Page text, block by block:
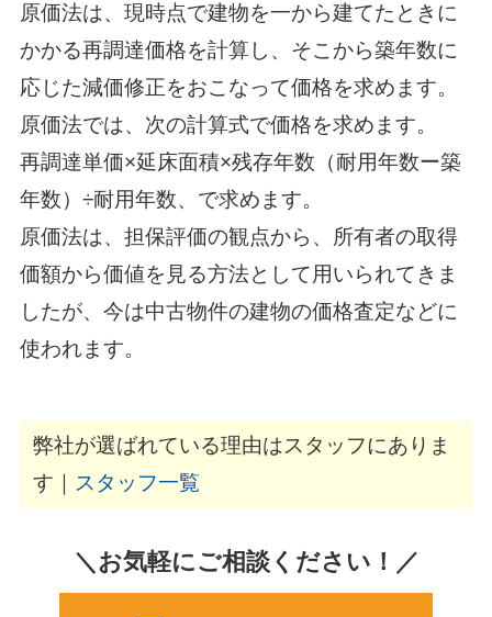
原価法は、現時点で建物を一から建てたときに
かかる再調達価格を計算し、そこから築年数に
応じた減価修正をおこなって価格を求めます。
原価法では、次の計算式で価格を求めます。
再調達単価×延床面積×残存年数（耐用年数ー築
年数）÷耐用年数、で求めます。
原価法は、担保評価の観点から、所有者の取得
価額から価値を見る方法として用いられてきま
したが、今は中古物件の建物の価格査定などに
使われます。
弊社が選ばれている理由はスタッフにありま
す｜
スタッフ一覧
＼お気軽にご相談ください！／